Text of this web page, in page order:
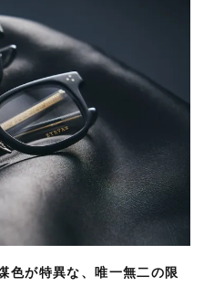
色が特異な、唯一無二の限